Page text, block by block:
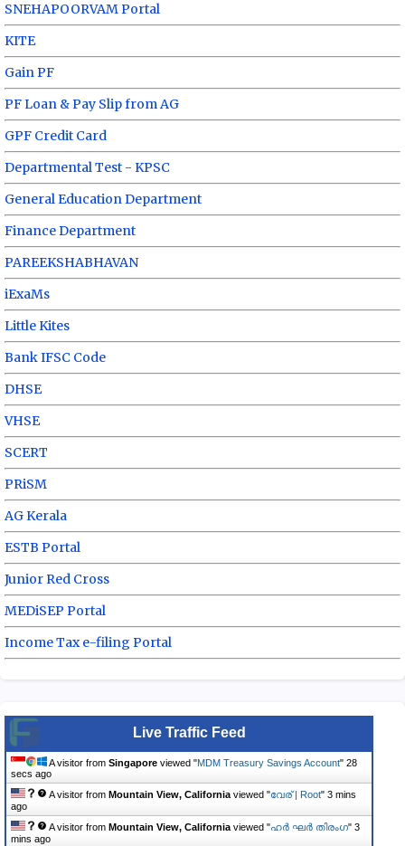
SNEHAPOORVAM Portal
KITE
Gain PF
PF Loan & Pay Slip from AG
GPF Credit Card
Departmental Test - KPSC
General Education Department
Finance Department
PAREEKSHABHAVAN
iExaMs
Little Kites
Bank IFSC Code
DHSE
VHSE
SCERT
PRiSM
AG Kerala
ESTB Portal
Junior Red Cross
MEDiSEP Portal
Income Tax e-filing Portal
Live Traffic Feed
A visitor from Singapore viewed "MDM Treasury Savings Account" 28
secs ago
A visitor from Mountain View, California viewed "വേര് | Root" 3 mins
ago
A visitor from Mountain View, California viewed "ഹർ ഘർ തിരംഗ" 3
mins ago